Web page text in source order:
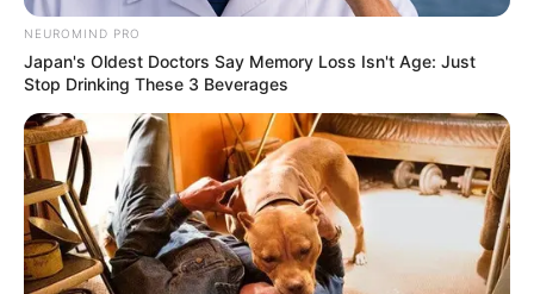
HOME
Home > Dengue > Minas Gerais > Notícia >
PBH
anuncia fim do decreto de emergência em razão da epidemia de
dengue
NEUROMIND PRO
Japan's Oldest Doctors Say Memory Loss Isn't Age: Just
Stop Drinking These 3 Beverages